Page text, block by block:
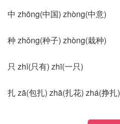
中 zhōng(中国) zhòng(中意)
种 zhǒng(种子) zhòng(栽种)
只 zhǐ(只有) zhī(一只)
扎 zā(包扎) zhā(扎花) zhá(挣扎)